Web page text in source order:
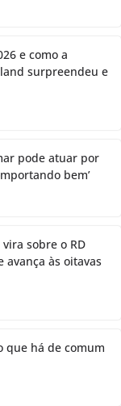
e como a
surpreendeu e
pode atuar por
bem’
sobre o RD
avança às oitavas
que há de comum